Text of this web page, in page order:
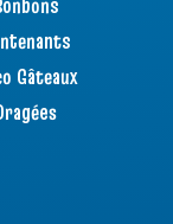
Gâteaux